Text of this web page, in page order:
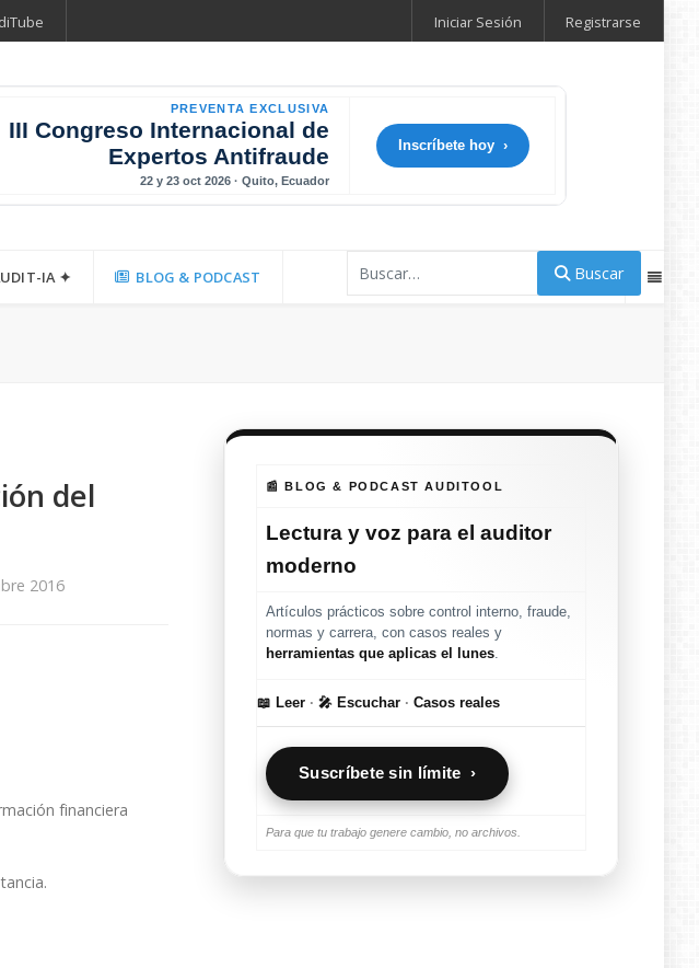
Iniciar Sesión Registrarse
PREVENTA EXCLUSIVA
III Congreso Internacional de
Expertos Antifraude
22 y 23 oct 2026 · Quito, Ecuador
Inscríbete hoy ›
IA ✦ BLOG & PODCAST Buscar
del
2016
financiera
📰 BLOG & PODCAST AUDITOOL
Lectura y voz para el auditor
moderno
Artículos prácticos sobre control interno, fraude,
normas y carrera, con casos reales y
herramientas que aplicas el lunes
📖 Leer · 🎤 Escuchar · Casos reales
Suscríbete sin límite ›
Para que tu trabajo genere cambio, no archivos.